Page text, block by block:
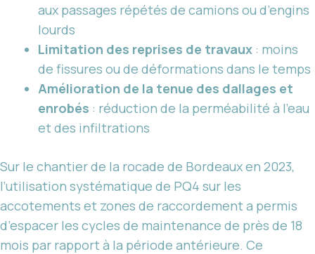
aux passages répétés de camions ou d’engins
lourds
Limitation des reprises de travaux : moins
de fissures ou de déformations dans le temps
Amélioration de la tenue des dallages et
enrobés : réduction de la perméabilité à l’eau
et des infiltrations
Sur le chantier de la rocade de Bordeaux en 2023,
l’utilisation systématique de PQ4 sur les
accotements et zones de raccordement a permis
d’espacer les cycles de maintenance de près de 18
mois par rapport à la période antérieure. Ce